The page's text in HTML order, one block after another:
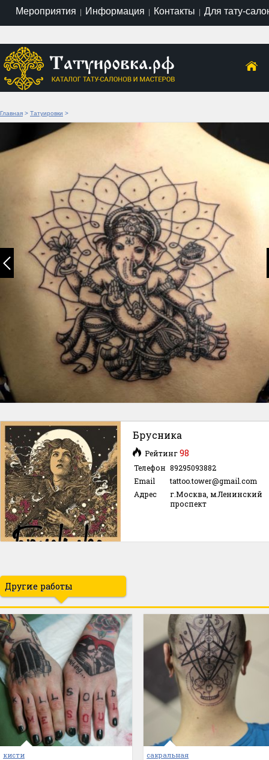
Мероприятия | Информация | Контакты | Для тату-
Главная > Татуировки >
Брусника
Рейтинг98
Телефон 89295093882
Email
tattoo.tower@gmail.com
Адрес
г.Москва, м.Ленинский
проспект
Другие работы
кисти сакральная